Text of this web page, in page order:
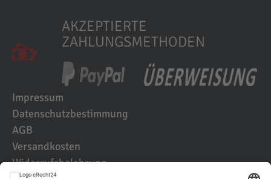
AKZEPTIERTE
ZAHLUNGSMETHODEN
Impressum
Datenschutzbestimmung
AGB
Versandkosten
Widerrufsbelehrung